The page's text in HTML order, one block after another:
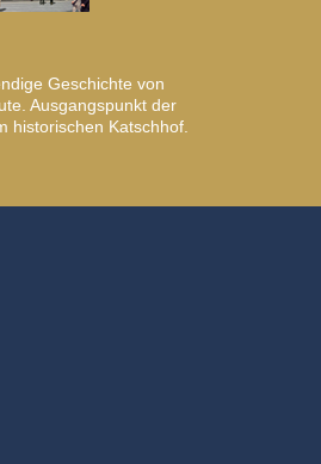
Geschichte von
Ausgangspunkt der
historischen Katschhof.